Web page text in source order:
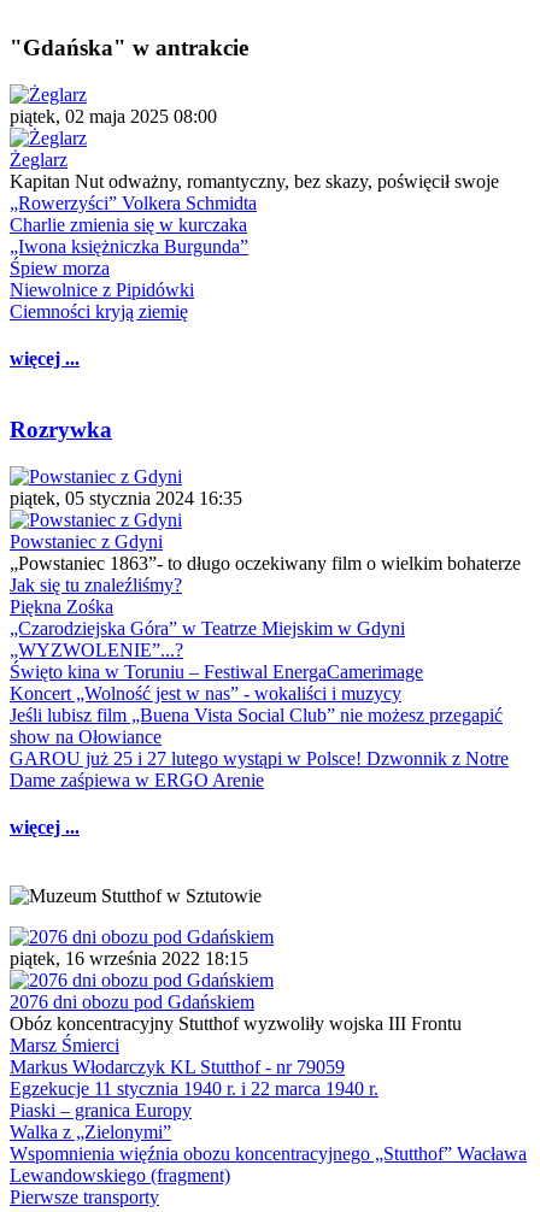
"Gdańska" w antrakcie
piątek, 02 maja 2025 08:00
Żeglarz
Kapitan Nut odważny, romantyczny, bez skazy, poświęcił swoje
„Rowerzyści” Volkera Schmidta
Charlie zmienia się w kurczaka
„Iwona księżniczka Burgunda”
Śpiew morza
Niewolnice z Pipidówki
Ciemności kryją ziemię
więcej ...
Rozrywka
piątek, 05 stycznia 2024 16:35
Powstaniec z Gdyni
„Powstaniec 1863”- to długo oczekiwany film o wielkim bohaterze
Jak się tu znaleźliśmy?
Piękna Zośka
„Czarodziejska Góra” w Teatrze Miejskim w Gdyni
„WYZWOLENIE”...?
Święto kina w Toruniu – Festiwal EnergaCamerimage
Koncert „Wolność jest w nas” - wokaliści i muzycy
Jeśli lubisz film „Buena Vista Social Club” nie możesz przegapić
show na Ołowiance
GAROU już 25 i 27 lutego wystąpi w Polsce! Dzwonnik z Notre
Dame zaśpiewa w ERGO Arenie
więcej ...
piątek, 16 września 2022 18:15
2076 dni obozu pod Gdańskiem
Obóz koncentracyjny Stutthof wyzwoliły wojska III Frontu
Marsz Śmierci
Markus Włodarczyk KL Stutthof - nr 79059
Egzekucje 11 stycznia 1940 r. i 22 marca 1940 r.
Piaski – granica Europy
Walka z „Zielonymi”
Wspomnienia więźnia obozu koncentracyjnego „Stutthof” Wacława
Lewandowskiego (fragment)
Pierwsze transporty